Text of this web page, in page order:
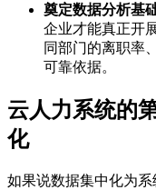
奠定数据分析基
企业才能真正开
同部门的离职率
可靠依据。
云人力系统的
化
如果说数据集中化为